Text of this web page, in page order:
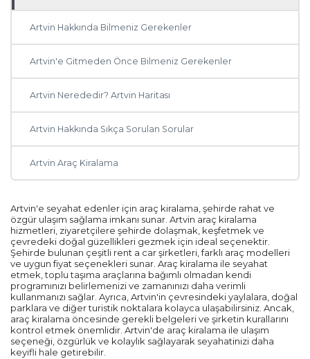
Artvin Hakkında Bilmeniz Gerekenler
Artvin'e Gitmeden Önce Bilmeniz Gerekenler
Artvin Nerededir? Artvin Haritası
Artvin Hakkında Sıkça Sorulan Sorular
Artvin Araç Kiralama
Artvin'e seyahat edenler için araç kiralama, şehirde rahat ve
özgür ulaşım sağlama imkanı sunar. Artvin araç kiralama
hizmetleri, ziyaretçilere şehirde dolaşmak, keşfetmek ve
çevredeki doğal güzellikleri gezmek için ideal seçenektir.
Şehirde bulunan çeşitli rent a car şirketleri, farklı araç modelleri
ve uygun fiyat seçenekleri sunar. Araç kiralama ile seyahat
etmek, toplu taşıma araçlarına bağımlı olmadan kendi
programınızı belirlemenizi ve zamanınızı daha verimli
kullanmanızı sağlar. Ayrıca, Artvin'in çevresindeki yaylalara, doğal
parklara ve diğer turistik noktalara kolayca ulaşabilirsiniz. Ancak,
araç kiralama öncesinde gerekli belgeleri ve şirketin kurallarını
kontrol etmek önemlidir. Artvin'de araç kiralama ile ulaşım
seçeneği, özgürlük ve kolaylık sağlayarak seyahatinizi daha
keyifli hale getirebilir.
Mardin
Diyarbakır
Kayseri
Rize
Mersin
Manisa
Sakarya
Samsun
Ordu
Zonguldak